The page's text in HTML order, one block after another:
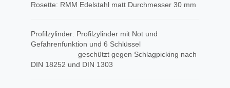
Rosette: RMM Edelstahl matt Durchmesser 30 mm
Profilzylinder: Profilzylinder mit Not und
Gefahrenfunktion und 6 Schlüssel
geschützt gegen Schlagpicking nach
DIN 18252 und DIN 1303